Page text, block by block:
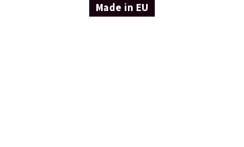
Made in EU